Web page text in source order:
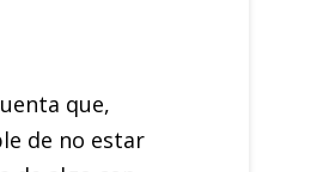
que,
de no estar